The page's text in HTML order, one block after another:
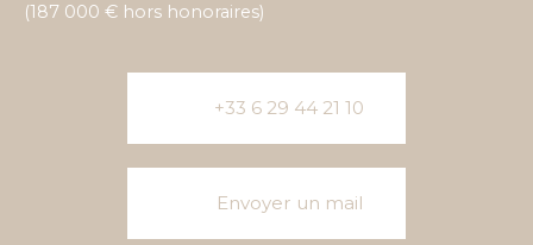
(187 000 € hors honoraires)
+33 6 29 44 21 10
Envoyer un mail